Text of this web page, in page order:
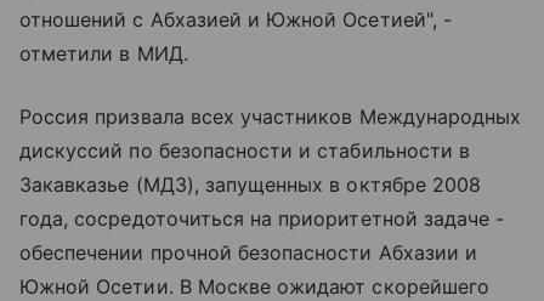
отношений с Абхазией и Южной Осетией", -
отметили в МИД.
Россия призвала всех участников Международных
дискуссий по безопасности и стабильности в
Закавказье (МДЗ), запущенных в октябре 2008
года, сосредоточиться на приоритетной задаче -
обеспечении прочной безопасности Абхазии и
Южной Осетии. В Москве ожидают скорейшего